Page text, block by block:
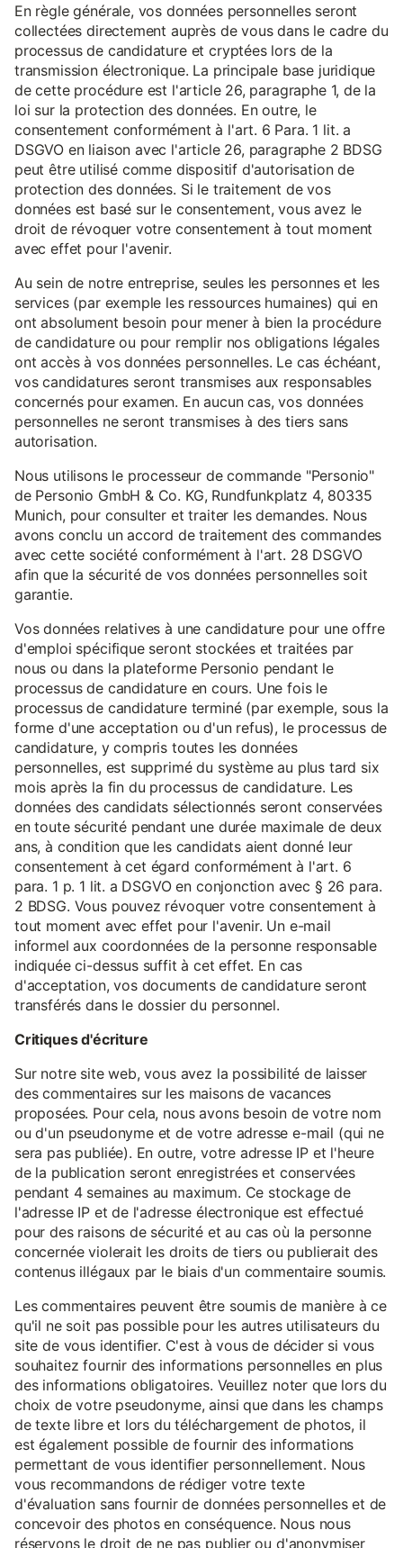
En règle générale, vos données personnelles seront
collectées directement auprès de vous dans le cadre du
processus de candidature et cryptées lors de la
transmission électronique. La principale base juridique
de cette procédure est l'article 26, paragraphe 1, de la
loi sur la protection des données. En outre, le
consentement conformément à l'art. 6 Para. 1 lit. a
DSGVO en liaison avec l'article 26, paragraphe 2 BDSG
peut être utilisé comme dispositif d'autorisation de
protection des données. Si le traitement de vos
données est basé sur le consentement, vous avez le
droit de révoquer votre consentement à tout moment
avec effet pour l'avenir.
Au sein de notre entreprise, seules les personnes et les
services (par exemple les ressources humaines) qui en
ont absolument besoin pour mener à bien la procédure
de candidature ou pour remplir nos obligations légales
ont accès à vos données personnelles. Le cas échéant,
vos candidatures seront transmises aux responsables
concernés pour examen. En aucun cas, vos données
personnelles ne seront transmises à des tiers sans
autorisation.
Nous utilisons le processeur de commande "Personio"
de Personio GmbH & Co. KG, Rundfunkplatz 4, 80335
Munich, pour consulter et traiter les demandes. Nous
avons conclu un accord de traitement des commandes
avec cette société conformément à l'art. 28 DSGVO
afin que la sécurité de vos données personnelles soit
garantie.
Vos données relatives à une candidature pour une offre
d'emploi spécifique seront stockées et traitées par
nous ou dans la plateforme Personio pendant le
processus de candidature en cours. Une fois le
processus de candidature terminé (par exemple, sous la
forme d'une acceptation ou d'un refus), le processus de
candidature, y compris toutes les données
personnelles, est supprimé du système au plus tard six
mois après la fin du processus de candidature. Les
données des candidats sélectionnés seront conservées
en toute sécurité pendant une durée maximale de deux
ans, à condition que les candidats aient donné leur
consentement à cet égard conformément à l'art. 6
para. 1 p. 1 lit. a DSGVO en conjonction avec § 26 para.
2 BDSG. Vous pouvez révoquer votre consentement à
tout moment avec effet pour l'avenir. Un e-mail
informel aux coordonnées de la personne responsable
indiquée ci-dessus suffit à cet effet. En cas
d'acceptation, vos documents de candidature seront
transférés dans le dossier du personnel.
Critiques d'écriture
Sur notre site web, vous avez la possibilité de laisser
des commentaires sur les maisons de vacances
proposées. Pour cela, nous avons besoin de votre nom
ou d'un pseudonyme et de votre adresse e-mail (qui ne
sera pas publiée). En outre, votre adresse IP et l'heure
de la publication seront enregistrées et conservées
pendant 4 semaines au maximum. Ce stockage de
l'adresse IP et de l'adresse électronique est effectué
pour des raisons de sécurité et au cas où la personne
concernée violerait les droits de tiers ou publierait des
contenus illégaux par le biais d'un commentaire soumis.
Les commentaires peuvent être soumis de manière à ce
qu'il ne soit pas possible pour les autres utilisateurs du
site de vous identifier. C'est à vous de décider si vous
souhaitez fournir des informations personnelles en plus
des informations obligatoires. Veuillez noter que lors du
choix de votre pseudonyme, ainsi que dans les champs
de texte libre et lors du téléchargement de photos, il
est également possible de fournir des informations
permettant de vous identifier personnellement. Nous
vous recommandons de rédiger votre texte
d'évaluation sans fournir de données personnelles et de
concevoir des photos en conséquence. Nous nous
réservons le droit de ne pas publier ou d'anonymiser